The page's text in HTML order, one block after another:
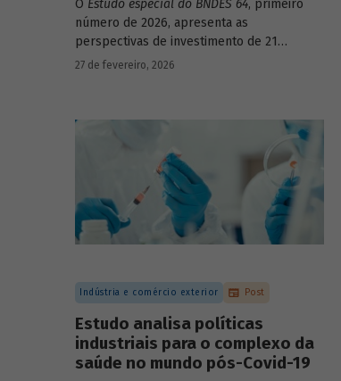
O Estudo especial do BNDES 64, primeiro
número de 2026, apresenta as
perspectivas de investimento de 21
setores da economia brasileira para o
27 de fevereiro, 2026
Indústria e comércio exterior Post
Estudo analisa políticas
industriais para o complexo da
saúde no mundo pós-Covid-19